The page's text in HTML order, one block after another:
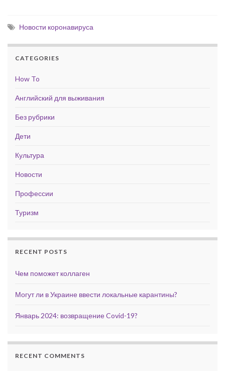
Новости коронавируса
CATEGORIES
How To
Английский для выживания
Без рубрики
Дети
Культура
Новости
Профессии
Туризм
RECENT POSTS
Чем поможет коллаген
Могут ли в Украине ввести локальные карантины?
Январь 2024: возвращение Covid-19?
RECENT COMMENTS